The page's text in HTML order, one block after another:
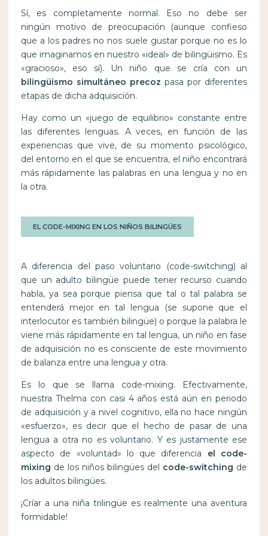
Sí, es completamente normal. Eso no debe ser
ningún motivo de preocupación (aunque confieso
que a los padres no nos suele gustar porque no es lo
que imaginamos en nuestro «ideal» de bilingüismo. Es
«gracioso», eso sí). Un niño que se cría con un
bilingüismo simultáneo precoz pasa por diferentes
etapas de dicha adquisición.
Hay como un «juego de equilibrio» constante entre
las diferentes lenguas. A veces, en función de las
experiencias que vive, de su momento psicológico,
del entorno en el que se encuentra, el niño encontrará
más rápidamente las palabras en una lengua y no en
la otra.
EL CODE-MIXING EN LOS NIÑOS BILINGÜES
A diferencia del paso voluntario (code-switching) al
que un adulto bilingüe puede tener recurso cuando
habla, ya sea porque piensa que tal o tal palabra se
entenderá mejor en tal lengua (se supone que el
interlocutor es también bilingüe) o porque la palabra le
viene más rápidamente en tal lengua, un niño en fase
de adquisición no es consciente de este movimiento
de balanza entre una lengua y otra.
Es lo que se llama code-mixing. Efectivamente,
nuestra Thelma con casi 4 años está aún en periodo
de adquisición y a nivel cognitivo, ella no hace ningún
«esfuerzo», es decir que el hecho de pasar de una
lengua a otra no es voluntario. Y es justamente ese
aspecto de «voluntad» lo que diferencia el code-
mixing de los niños bilingües del code-switching de
los adultos bilingües.
¡Críar a una niña trilingüe es realmente una aventura
formidable!